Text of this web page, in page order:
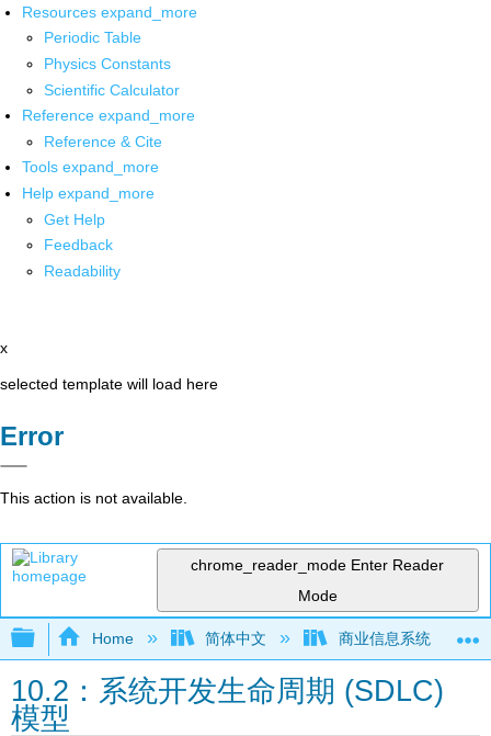
Resources expand_more
Periodic Table
Physics Constants
Scientific Calculator
Reference expand_more
Reference & Cite
Tools expand_more
Help expand_more
Get Help
Feedback
Readability
x
selected template will load here
Error
This action is not available.
chrome_reader_mode Enter Reader
Mode
Expand/collapse global hierarchy
Home 简体中文 商业信息系统
10.2：系统开发生命周期 (SDLC)
模型